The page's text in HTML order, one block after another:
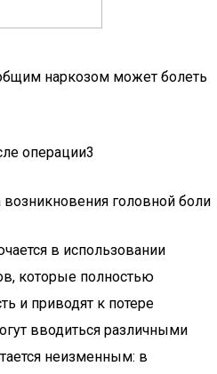
наркозом может болеть
головной боли
в использовании
которые полностью
и приводят к потере
вводиться различными
неизменным: в